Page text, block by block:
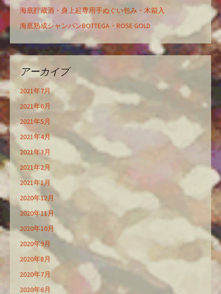
海底貯蔵酒・身上起専用手ぬぐい包み・木箱入
海底熟成シャンパンBOTTEGA・ROSE GOLD
アーカイブ
2021年7月
2021年6月
2021年5月
2021年4月
2021年3月
2021年2月
2021年1月
2020年12月
2020年11月
2020年10月
2020年9月
2020年8月
2020年7月
2020年6月